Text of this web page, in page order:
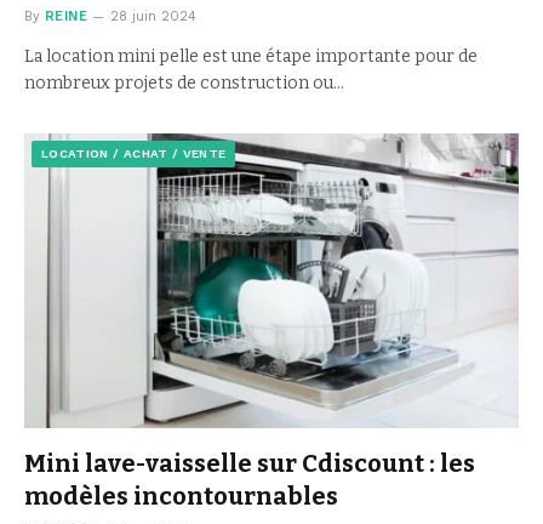
By REINE 28 juin 2024
La location mini pelle est une étape importante pour de
nombreux projets de construction ou…
LOCATION / ACHAT / VENTE
Mini lave-vaisselle sur Cdiscount : les
modèles incontournables